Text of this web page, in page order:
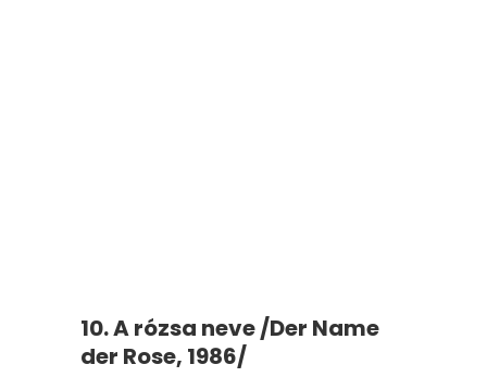
10. A rózsa neve /Der Name
der Rose, 1986/